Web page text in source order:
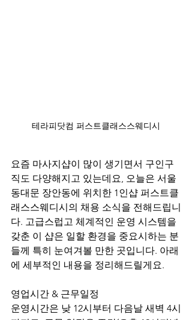
테라피닷컴 퍼스트클래스스웨디시
요즘 마사지샵이 많이 생기면서 구인구
직도 다양해지고 있는데요, 오늘은 서울
동대문 장안동에 위치한 1인샵 퍼스트클
래스스웨디시의 채용 소식을 전해드립니
다. 고급스럽고 체계적인 운영 시스템을
갖춘 이 샵은 일할 환경을 중요시하는 분
들께 특히 눈여겨볼 만한 곳입니다. 아래
에 세부적인 내용을 정리해드릴게요.
영업시간 & 근무일정
운영시간은 낮 12시부터 다음날 새벽 4시